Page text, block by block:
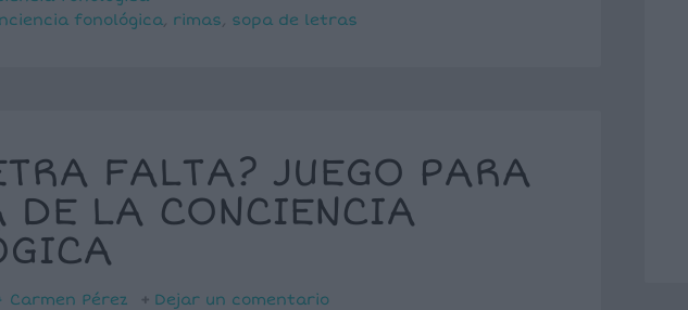
fonológica, rimas, sopa de letras
FALTA? JUEGO PARA
DE LA CONCIENCIA
Carmen Pérez Dejar un comentario